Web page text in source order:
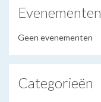
Evenementen
Geen evenementen
Categorieën